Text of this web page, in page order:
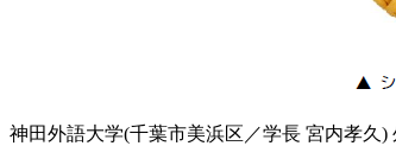
神田外語大学(千葉市美浜区／学長 宮内孝久